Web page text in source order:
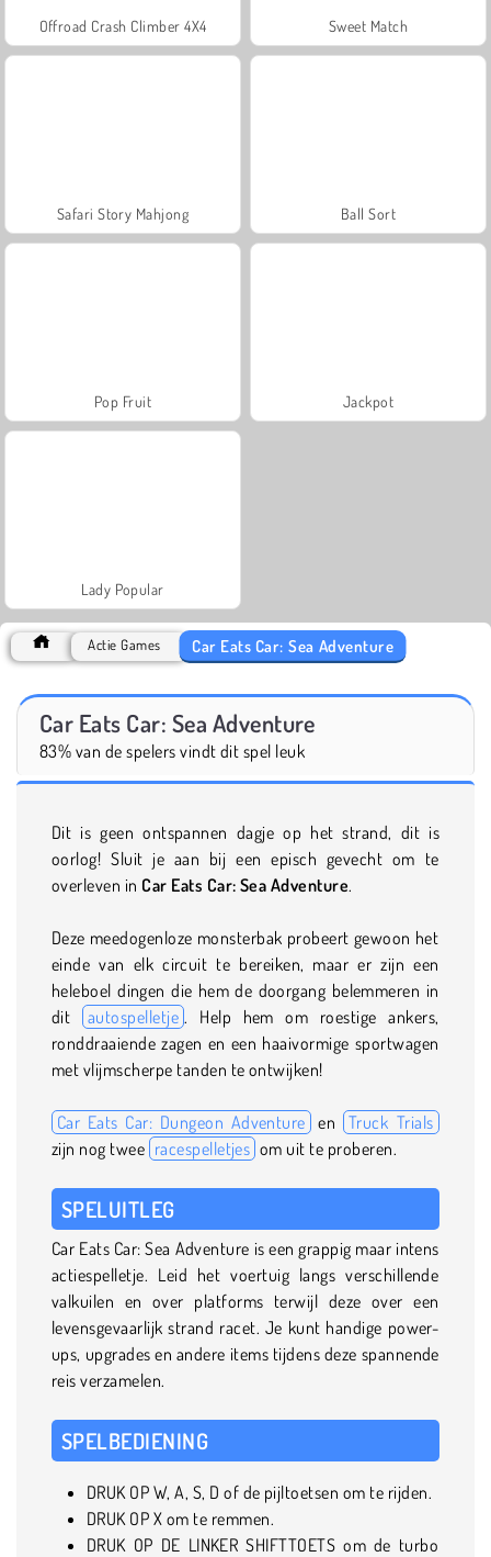
Offroad Crash Climber 4X4 Sweet Match
Safari Story Mahjong Ball Sort
Pop Fruit Jackpot
Lady Popular
Actie Games Car Eats Car: Sea Adventure
Car Eats Car: Sea Adventure
83% van de spelers vindt dit spel leuk
Dit is geen ontspannen dagje op het strand, dit is
oorlog! Sluit je aan bij een episch gevecht om te
overleven in Car Eats Car: Sea Adventure.
Deze meedogenloze monsterbak probeert gewoon het
einde van elk circuit te bereiken, maar er zijn een
heleboel dingen die hem de doorgang belemmeren in
dit
autospelletje . Help hem om roestige ankers,
ronddraaiende zagen en een haaivormige sportwagen
met vlijmscherpe tanden te ontwijken!
Car Eats Car: Dungeon Adventure en
Truck Trials
zijn nog twee racespelletjes om uit te proberen.
SPELUITLEG
Car Eats Car: Sea Adventure is een grappig maar intens
actiespelletje. Leid het voertuig langs verschillende
valkuilen en over platforms terwijl deze over een
levensgevaarlijk strand racet. Je kunt handige power-
ups, upgrades en andere items tijdens deze spannende
reis verzamelen.
SPELBEDIENING
DRUK OP W, A, S, D of de pijltoetsen om te rijden.
DRUK OP X om te remmen.
DRUK OP DE LINKER SHIFTTOETS om de turbo